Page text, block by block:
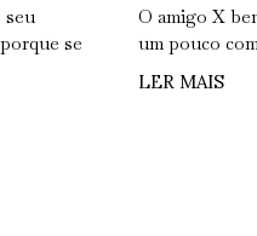
seu
se
O amigo X
um pouco
LER MAIS